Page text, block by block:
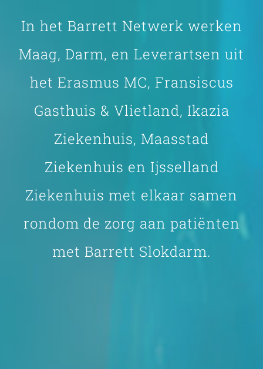
In het Barrett Netwerk werken
Maag, Darm, en Leverartsen uit
het Erasmus MC, Fransiscus
Gasthuis & Vlietland, Ikazia
Ziekenhuis, Maasstad
Ziekenhuis en Ijsselland
Ziekenhuis met elkaar samen
rondom de zorg aan patiënten
met Barrett Slokdarm.